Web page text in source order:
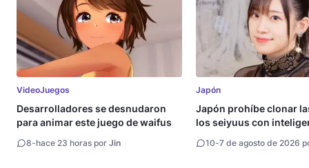
VideoJuegos
Desarrolladores se desnudaron
para animar este juego de waifus
8-hace 23 horas por Jin
Japón
Japón prohíbe clonar
los seiyuus con
10-7 de agosto de 2026